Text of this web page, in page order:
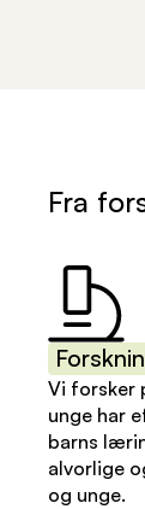
Fra
Vi forsker
unge har
barns
alvorlige
og unge.